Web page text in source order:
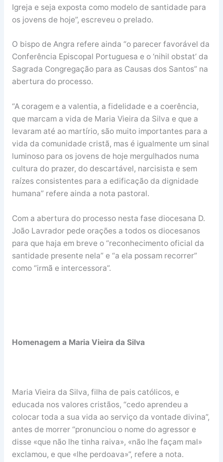
Igreja e seja exposta como modelo de santidade para
os jovens de hoje”, escreveu o prelado.
O bispo de Angra refere ainda “o parecer favorável da
Conferência Episcopal Portuguesa e o ‘nihil obstat’ da
Sagrada Congregação para as Causas dos Santos” na
abertura do processo.
“A coragem e a valentia, a fidelidade e a coerência,
que marcam a vida de Maria Vieira da Silva e que a
levaram até ao martírio, são muito importantes para a
vida da comunidade cristã, mas é igualmente um sinal
luminoso para os jovens de hoje mergulhados numa
cultura do prazer, do descartável, narcisista e sem
raízes consistentes para a edificação da dignidade
humana” refere ainda a nota pastoral.
Com a abertura do processo nesta fase diocesana D.
João Lavrador pede orações a todos os diocesanos
para que haja em breve o “reconhecimento oficial da
santidade presente nela” e “a ela possam recorrer”
como “irmã e intercessora”.
Homenagem a Maria Vieira da Silva
Maria Vieira da Silva, filha de pais católicos, e
educada nos valores cristãos, “cedo aprendeu a
colocar toda a sua vida ao serviço da vontade divina”,
antes de morrer “pronunciou o nome do agressor e
disse «que não lhe tinha raiva», «não lhe façam mal»
exclamou, e que «lhe perdoava»”, refere a nota.